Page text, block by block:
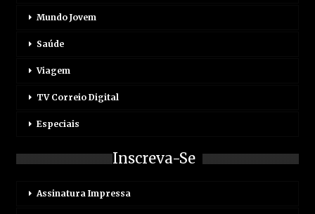
Mundo Jovem
Saúde
Viagem
TV Correio Digital
Especiais
Inscreva-Se
Assinatura Impressa